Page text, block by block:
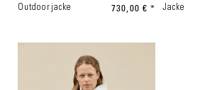
Outdoorjacke 730,00 € * Jacke